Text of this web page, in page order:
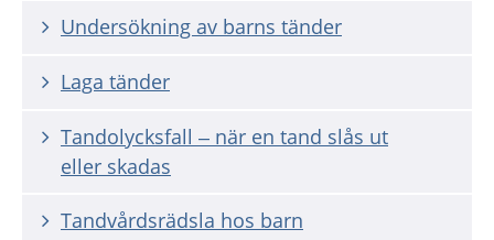
Undersökning av barns tänder
Laga tänder
Tandolycksfall – när en tand slås ut
eller skadas
Tandvårdsrädsla hos barn